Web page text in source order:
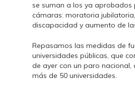
se suman a los ya aprobados
cámaras: moratoria
discapacidad y aumento de
Repasamos las medidas de
universidades públicas, que
de ayer con un paro
más de 50 universidades.